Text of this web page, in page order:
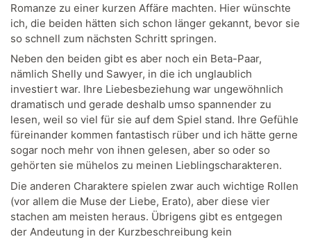
Romanze zu einer kurzen Affäre machten. Hier wünschte
ich, die beiden hätten sich schon länger gekannt, bevor sie
so schnell zum nächsten Schritt springen.
Neben den beiden gibt es aber noch ein Beta-Paar,
nämlich Shelly und Sawyer, in die ich unglaublich
investiert war. Ihre Liebesbeziehung war ungewöhnlich
dramatisch und gerade deshalb umso spannender zu
lesen, weil so viel für sie auf dem Spiel stand. Ihre Gefühle
füreinander kommen fantastisch rüber und ich hätte gerne
sogar noch mehr von ihnen gelesen, aber so oder so
gehörten sie mühelos zu meinen Lieblingscharakteren.
Die anderen Charaktere spielen zwar auch wichtige Rollen
(vor allem die Muse der Liebe, Erato), aber diese vier
stachen am meisten heraus. Übrigens gibt es entgegen
der Andeutung in der Kurzbeschreibung kein